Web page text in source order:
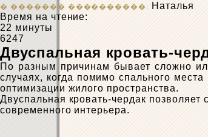
Наталья
Время на чтение:
22 минуты
6247
Двуспальная кровать-
По разным причинам бывает сложно
случаях, когда помимо спального
оптимизации жилого пространства.
Двуспальная кровать-чердак
современного интерьера.